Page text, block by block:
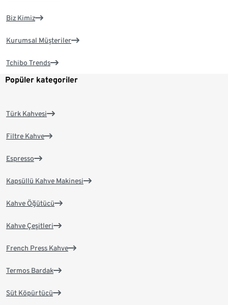
Biz Kimiz
Kurumsal Müşteriler
Tchibo Trends
Popüler kategoriler
Türk Kahvesi
Filtre Kahve
Espresso
Kapsüllü Kahve Makinesi
Kahve Öğütücü
Kahve Çeşitleri
French Press Kahve
Termos Bardak
Süt Köpürtücü